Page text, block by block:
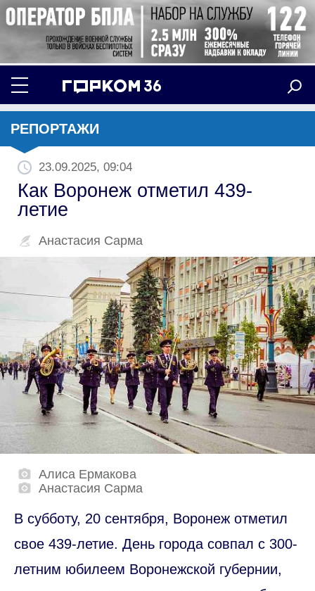
РЕПОРТАЖИ
23.09.2025, 09:04
Как Воронеж отметил 439-
летие
Анастасия Сарма
Алиса Ермакова
Анастасия Сарма
В субботу, 20 сентября, Воронеж отметил
свое 439-летие. День города совпал с 300-
летним юбилеем Воронежской губернии,